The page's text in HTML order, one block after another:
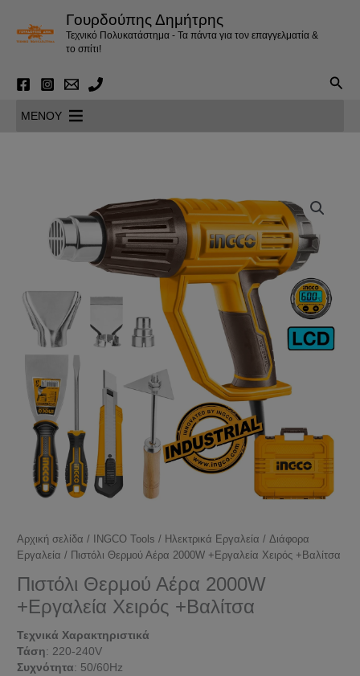
περιεχόμενο
Γουρδούπης Δημήτρης
Τεχνικό Πολυκατάστημα - Τα πάντα για τον επαγγελματία &
το σπίτι!
MENOY
Αρχική σελίδα / INGCO Tools / Ηλεκτρικά Εργαλεία /Διάφορα
Εργαλεία / Πιστόλι Θερμού Αέρα 2000W +Εργαλεία Χειρός +Βαλίτσα
Πιστόλι Θερμού Αέρα 2000W
+Εργαλεία Χειρός +Βαλίτσα
Τεχνικά Χαρακτηριστικά
Τάση: 220-240V
Συχνότητα: 50/60Hz